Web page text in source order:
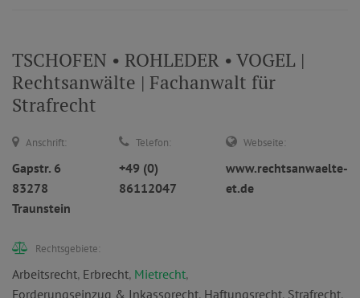
TSCHOFEN • ROHLEDER • VOGEL |
Rechtsanwälte | Fachanwalt für
Strafrecht
Anschrift:
Gapstr. 6
83278
Traunstein
Telefon:
+49 (0)
86112047
Webseite:
www.rechtsanwaelte-
et.de
Rechtsgebiete:
Arbeitsrecht, Erbrecht, Mietrecht,
Forderungseinzug & Inkassorecht, Haftungsrecht, Strafrecht,